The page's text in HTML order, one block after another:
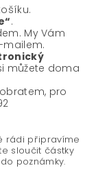
.
My Vám
můžete doma
pro
rádi připravíme
sloučit částky
poznámky.